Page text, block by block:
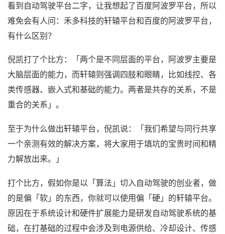
看到自动驾驶平台二字，让我想起了百度阿波罗平台，所以
难免会有人问：禾多科技的轩辕平台和百度的阿波罗平台，
有什么区别？
倪凯打了个比方：「两个是不同层面的平台，阿波罗主要是
大脑层面的能力，而轩辕则强调四肢和眼睛，比如线控、各
类传感器、嵌入式和基础的能力。两者是共存的关系，不是
重合的关系」。
至于为什么做出轩辕平台，倪凯说：「我们希望与同行共享
一个亲测有效的解决方案，将大家用于填坑的宝贵时间和精
力解放出来。」
打个比方，假如你是以「算法」切入自动驾驶的创业者，做
的是偏「软」的东西，你就可以使用偏「硬」的轩辕平台。
原因在于系统设计和硬件扩展能力是研发自动驾驶系统的基
础，在打基础的过程中会涉及到电源供给、冷却设计、传感